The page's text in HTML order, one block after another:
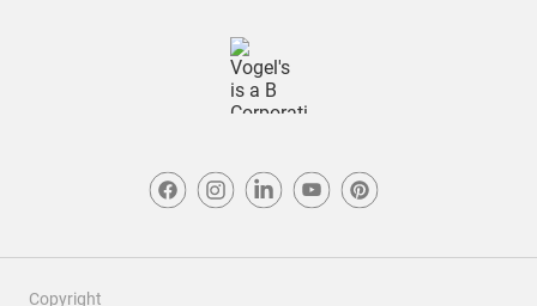
woning en je apparatuur. We zijn ook trots dat we in
de loop der jaren diverse prestigieuze designprijzen
Copyright